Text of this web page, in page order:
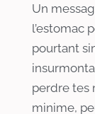
Un
l’estomac
pourtant
perdre tes
minime,